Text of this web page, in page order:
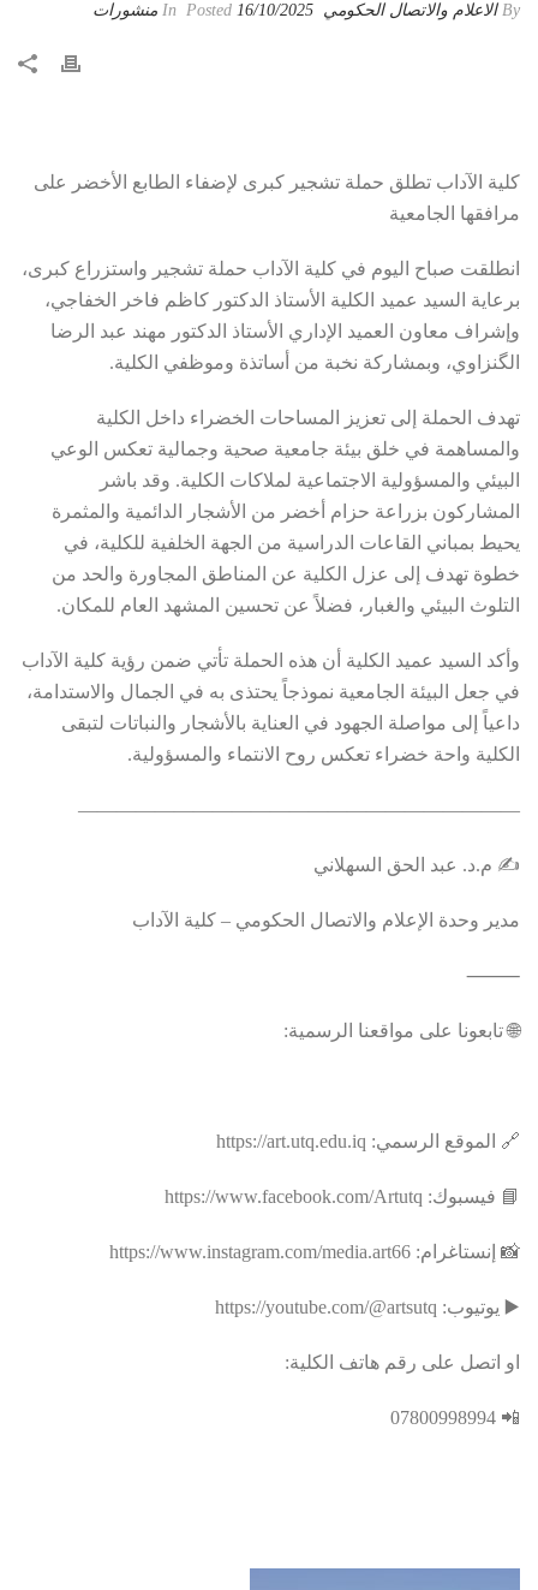
By الاعلام والاتصال الحكومي 16/10/2025 منشورات
كلية الآداب تطلق حملة تشجير كبرى لإضفاء الطابع الأخضر على
مرافقها الجامعية
انطلقت صباح اليوم في كلية الآداب حملة تشجير واستزراع كبرى،
برعاية السيد عميد الكلية الأستاذ الدكتور كاظم فاخر الخفاجي،
وإشراف معاون العميد الإداري الأستاذ الدكتور مهند عبد الرضا
الگنزاوي، وبمشاركة نخبة من أساتذة وموظفي الكلية.
تهدف الحملة إلى تعزيز المساحات الخضراء داخل الكلية
والمساهمة في خلق بيئة جامعية صحية وجمالية تعكس الوعي
البيئي والمسؤولية الاجتماعية لملاكات الكلية. وقد باشر
المشاركون بزراعة حزام أخضر من الأشجار الدائمية والمثمرة
يحيط بمباني القاعات الدراسية من الجهة الخلفية للكلية، في
خطوة تهدف إلى عزل الكلية عن المناطق المجاورة والحد من
التلوث البيئي والغبار، فضلاً عن تحسين المشهد العام للمكان.
وأكد السيد عميد الكلية أن هذه الحملة تأتي ضمن رؤية كلية الآداب
في جعل البيئة الجامعية نموذجاً يحتذى به في الجمال والاستدامة،
داعياً إلى مواصلة الجهود في العناية بالأشجار والنباتات لتبقى
الكلية واحة خضراء تعكس روح الانتماء والمسؤولية.
———————————————————————
✍️ م.د. عبد الحق السهلاني
مدير وحدة الإعلام والاتصال الحكومي – كلية الآداب
⸻
🌐 تابعونا على مواقعنا الرسمية:
🔗 الموقع الرسمي: https://art.utq.edu.iq
📘 فيسبوك: https://www.facebook.com/Artutq
📸 إنستاغرام: https://www.instagram.com/media.art66
▶️ يوتيوب: https://youtube.com/@artsutq
او اتصل على رقم هاتف الكلية:
📲 07800998994